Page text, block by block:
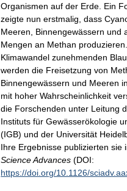
Organismen auf der Erde. Ein
zeigte nun erstmalig, dass
Meeren, Binnengewässern und
Mengen an Methan
Klimawandel zunehmenden
werden die Freisetzung von
Binnengewässern und Meeren
mit hoher Wahrscheinlichkeit
die Forschenden unter Leitung
Instituts für Gewässerökologie
(IGB) und der Universität
Ihre Ergebnisse publizierten sie
Science Advances(DOI:
https://doi.org/10.1126/